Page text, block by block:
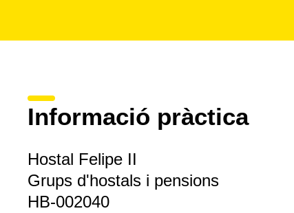
Informació pràctica
Hostal Felipe II
Grups d'hostals i pensions
HB-002040